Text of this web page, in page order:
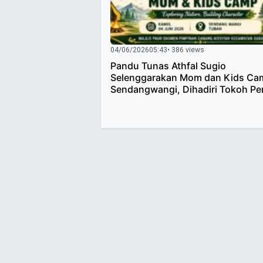
04/06/202605:43• 386 views
Pandu Tunas Athfal Sugio
Selenggarakan Mom dan Kids
Sendangwangi, Dihadiri Tokoh